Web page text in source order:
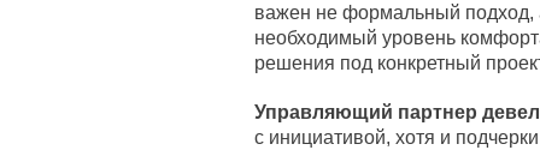
важен не формальный подход,
необходимый уровень
решения под конкретный
Управляющий партнер
с инициативой, хотя и